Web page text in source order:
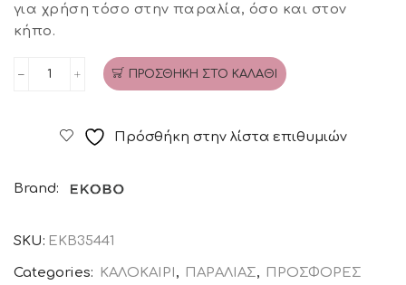
για χρήση τόσο στην παραλία, όσο και στον
κήπο.
bamboo
ποσότητα
ΠΡΟΣΘΉΚΗ ΣΤΟ ΚΑΛΆΘΙ
Πρόσθήκη στην λίστα επιθυμιών
Brand:
SKU: ΕΚΒ35441
Categories: ΚΑΛΟΚΑΙΡΙ , ΠΑΡΑΛΙΑΣ, ΠΡΟΣΦΟΡΕΣ